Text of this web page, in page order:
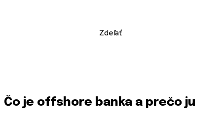
Zdeľať
Čo je offshore banka a prečo ju